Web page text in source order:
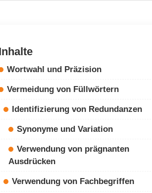
Wortwahl und Präzision
Vermeidung von Füllwörtern
Identifizierung von Redundanzen
Synonyme und Variation
Verwendung von prägnanten
Ausdrücken
Verwendung von Fachbegriffen